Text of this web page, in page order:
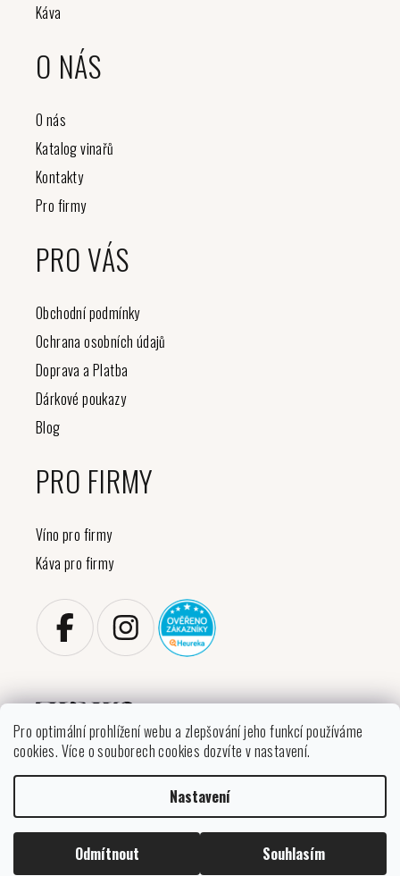
Pro optimální prohlížení webu a zlepšování jeho funkcí používáme
cookies. Více o souborech cookies dozvíte v nastavení.
Nastavení
Odmítnout Souhlasím
Káva
O NÁS
O nás
Katalog vinařů
Kontakty
Pro firmy
PRO VÁS
Obchodní podmínky
Ochrana osobních údajů
Doprava a Platba
Dárkové poukazy
Blog
PRO FIRMY
Víno pro firmy
Káva pro firmy
Copyright 2026VINIKO. Všechna práva vyhrazena.
Upravit nastavení cookies
Vytvořil Shoptet